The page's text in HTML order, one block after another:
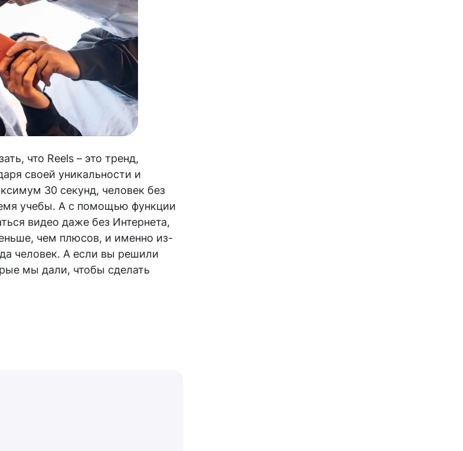
что Reels – это тренд,
своей уникальности и
30 секунд, человек без
учебы. А с помощью функции
видео даже без Интернета,
чем плюсов, и именно из-
человек. А если вы решили
мы дали, чтобы сделать